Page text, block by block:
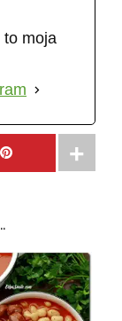
to moja